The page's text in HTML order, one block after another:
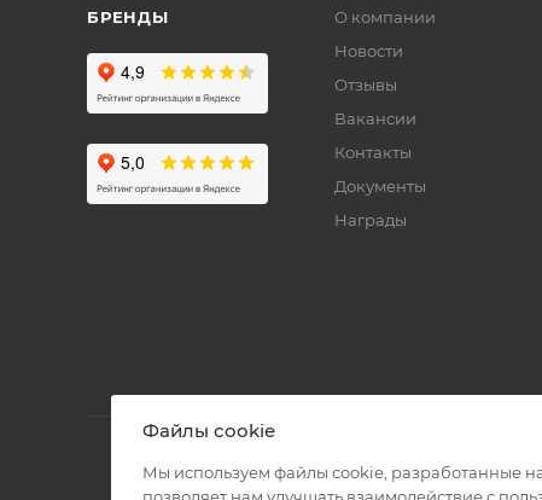
БРЕНДЫ
О компании
Новости
Отзывы
Вакансии
Контакты
Документы
Награды
Файлы cookie
Мы используем файлы cookie, разработанные